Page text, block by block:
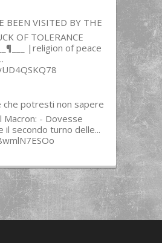
BEEN VISITED BY THE
OF TOLERANCE
|religion of peace
che potresti non sapere
Macron: - Dovesse
il secondo turno delle...